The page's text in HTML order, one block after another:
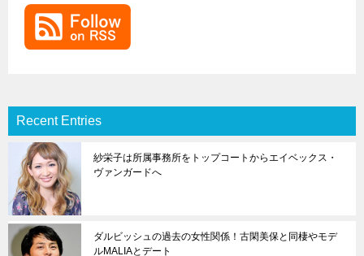
Recent Entries
紗栄子は所属事務所をトップコートからエイベックス・
ヴァンガードへ
ダルビッシュの過去の女性関係！古閑美保と同棲やモデ
ルMALIAとデート